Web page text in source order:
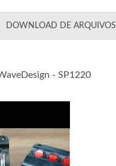
DOWNLOAD DE ARQUIVOS
- SP1220